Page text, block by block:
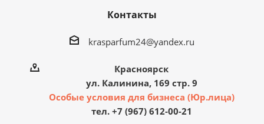
Контакты
krasparfum24@yandex.ru
Красноярск
ул. Калинина, 169 стр. 9
Особые условия для бизнеса (Юр.лица)
тел. +7 (967) 612-00-21